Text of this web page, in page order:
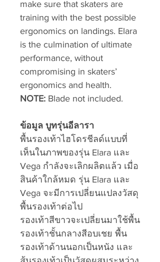
make sure that skaters are
training with the best possible
ergonomics on landings. Elara
is the culmination of ultimate
performance, without
compromising in skaters’
ergonomics and health.
NOTE: Blade not included.
ข้อมูล บูทรุ่นอีลารา
พื้นรองเท้าไฮโดรชีลด์แบบที่
เห็นในภาพของรุ่น Elara และ
Vega กำลังจะเลิกผลิตแล้ว เมื่อ
สินค้าใกล้หมด รุ่น Elara และ
Vega จะมีการเปลี่ยนแปลงวัสดุ
พื้นรองเท้าต่อไป
รองเท้าสีขาวจะเปลี่ยนมาใช้พื้น
รองเท้าชั้นกลางสีอบเชย พื้น
รองเท้าด้านนอกเป็นหนัง และ